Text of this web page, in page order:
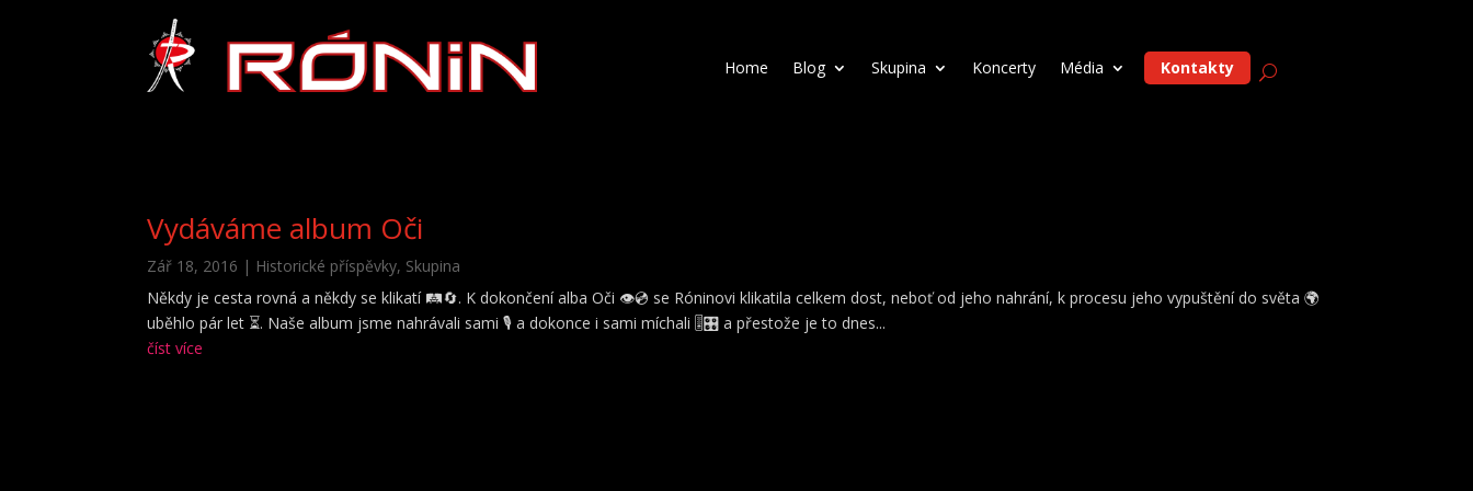
Home Blog Skupina Koncerty Média Kontakty
Vydáváme album Oči
Zář 18, 2016 | Historické příspěvky, Skupina
Někdy je cesta rovná a někdy se klikatí 🛤️🔄. K dokončení alba Oči 👁️💿 se Róninovi klikatila celkem dost, neboť od jeho nahrání, k procesu jeho vypuštění do světa 🌍
uběhlo pár let ⏳. Naše album jsme nahrávali sami 🎙️ a dokonce i sami míchali 🎚️🎛️ a přestože je to dnes...
číst více